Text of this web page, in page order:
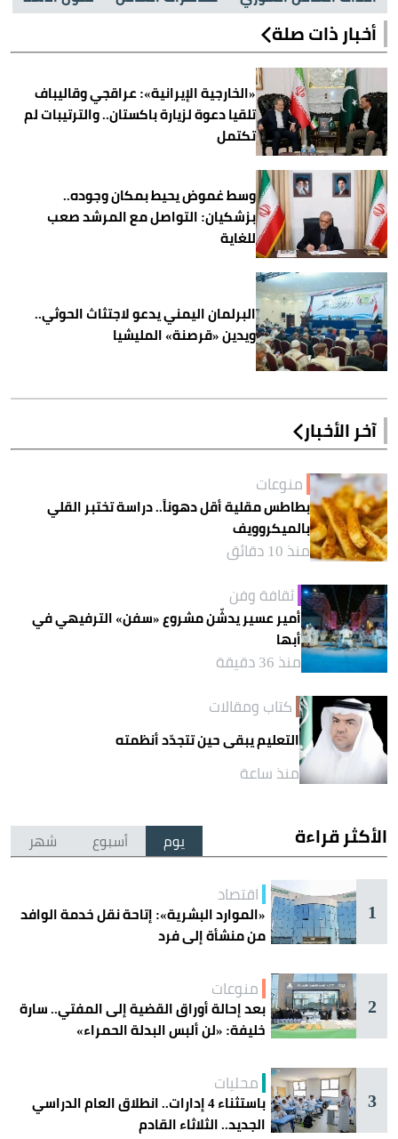
أخبار ذات صلة
«الخارجية الإيرانية»: عراقجي وقاليباف
تلقيا دعوة لزيارة باكستان.. والترتيبات لم
تكتمل
وسط غموض يحيط بمكان وجوده..
بزشكيان: التواصل مع المرشد صعب
للغاية
البرلمان اليمني يدعو لاجتثاث الحوثي..
ويدين «قرصنة» المليشيا
آخر الأخبار
منوعات
بطاطس مقلية أقل دهوناً.. دراسة تختبر القلي
بالميكروويف
منذ 10 دقائق
ثقافة وفن
أمير عسير يدشّن مشروع «سفن» الترفيهي في
أبها
منذ 36 دقيقة
كتاب ومقالات
التعليم يبقى حين تتجدّد أنظمته
منذ ساعة
الأكثر قراءة يوم أسبوع شهر
1
اقتصاد
«الموارد البشرية»: إتاحة نقل خدمة الوافد
من منشأة إلى فرد
2
منوعات
بعد إحالة أوراق القضية إلى المفتي.. سارة
خليفة: «لن ألبس البدلة الحمراء»
3
محليات
باستثناء 4 إدارات.. انطلاق العام الدراسي
الجديد.. الثلاثاء القادم